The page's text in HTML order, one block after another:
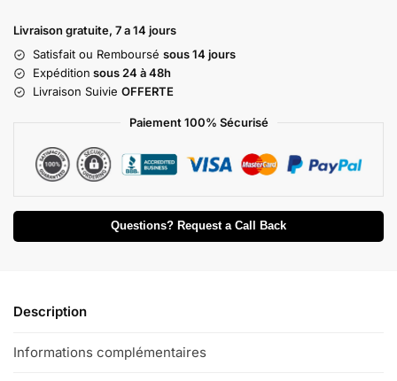
Livraison gratuite, 7 a 14 jours
Satisfait ou Remboursé sous 14 jours
Expédition sous 24 à 48h
Livraison Suivie OFFERTE
Paiement 100% Sécurisé
Questions? Request a Call Back
Description
Informations complémentaires